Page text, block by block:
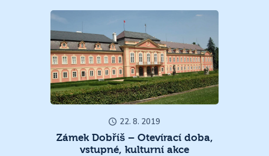
22. 8. 2019
Zámek Dobříš – Otevírací doba,
vstupné, kulturní akce